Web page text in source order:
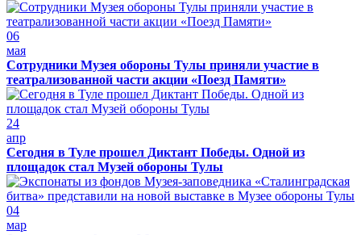
06
мая
Сотрудники Музея обороны Тулы приняли участие в
театрализованной части акции «Поезд Памяти»
24
апр
Сегодня в Туле прошел Диктант Победы. Одной из
площадок стал Музей обороны Тулы
04
мар